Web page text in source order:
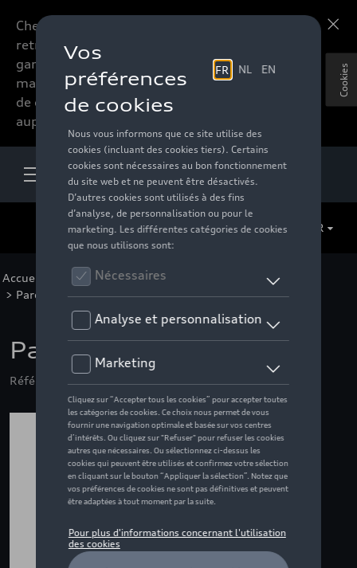
Chers accessoires-lovers,
retrouvez dorénavant toute la
gamme d’accessoires de votre
marque préférée sous forme
de catalogue à commander
auprès de votre distributeur.
FR
Accueil Pour votre Audi > Confort et protection
> Pare-boue > Détail
Pare-boues avant
Référence: 80A075111
Cookies